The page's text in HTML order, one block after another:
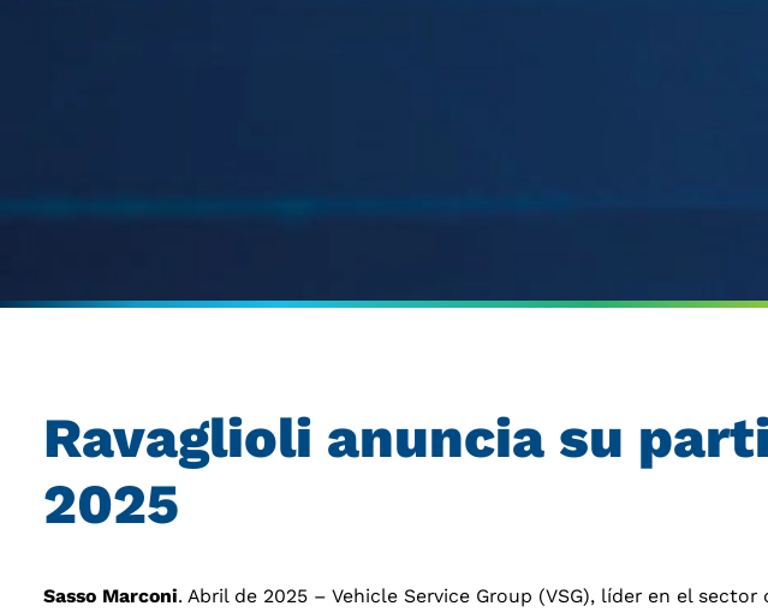
Ravaglioli anuncia su
2025
Sasso Marconi. Abril de 2025 – Vehicle Service Group (VSG), líder en el